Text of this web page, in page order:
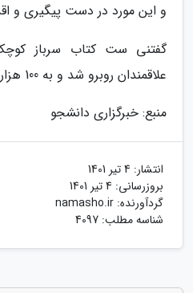
و این مورد در دست پیگیری و
گفتنی ست کتاب سرباز
علاقمندان روبرو شد و به 100 هزار جلد رسید.
منبع: خبرگزاری دانشجو
انتشار: 4 تیر 1401
بروزرسانی: 4 تیر 1401
گردآورنده: namasho.ir
شناسه مطلب: 4097